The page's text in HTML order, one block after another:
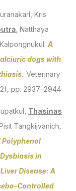
Kris
, Natthaya
A
dogs with
Veterinary
pp. 2937–2944
Thasinas
Tangkijvanich,
in
Disease: A
Controlled